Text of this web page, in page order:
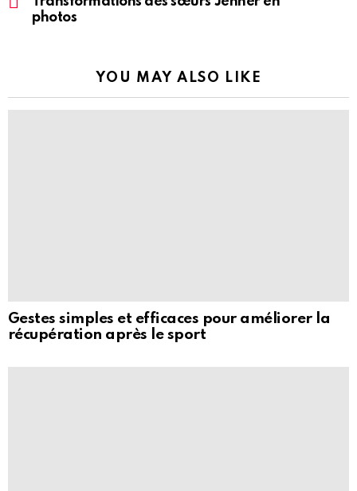
photos
YOU MAY ALSO LIKE
Gestes simples et efficaces pour améliorer la
récupération après le sport